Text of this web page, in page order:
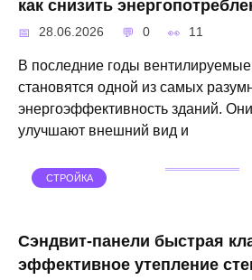
как снизить
28.06.2026 0 11
В последние годы
становятся одной из самых
энергоэффективность зданий.
улучшают внешний вид и
СТРОЙКА
Сэндвит-панели быстрая
эффективное утепление